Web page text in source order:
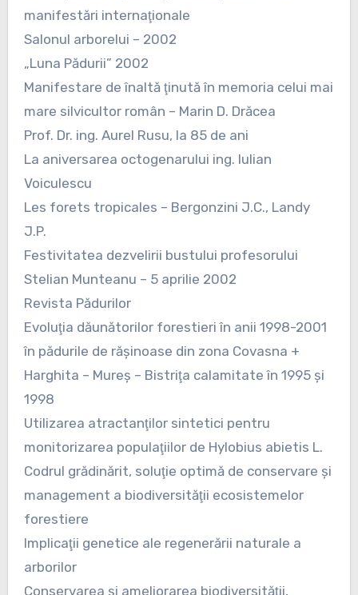
manifestări internaţionale
Salonul arborelui – 2002
„Luna Pădurii” 2002
Manifestare de înaltă ţinută în memoria celui mai
mare silvicultor român – Marin D. Drăcea
Prof. Dr. ing. Aurel Rusu, la 85 de ani
La aniversarea octogenarului ing. Iulian
Voiculescu
Les forets tropicales – Bergonzini J.C., Landy
J.P.
Festivitatea dezvelirii bustului profesorului
Stelian Munteanu – 5 aprilie 2002
Revista Pădurilor
Evoluţia dăunătorilor forestieri în anii 1998-2001
în pădurile de răşinoase din zona Covasna +
Harghita – Mureş – Bistriţa calamitate în 1995 şi
1998
Utilizarea atractanţilor sintetici pentru
monitorizarea populaţiilor de Hylobius abietis L.
Codrul grădinărit, soluţie optimă de conservare şi
management a biodiversităţii ecosistemelor
forestiere
Implicaţii genetice ale regenerării naturale a
arborilor
Conservarea şi ameliorarea biodiversităţii,